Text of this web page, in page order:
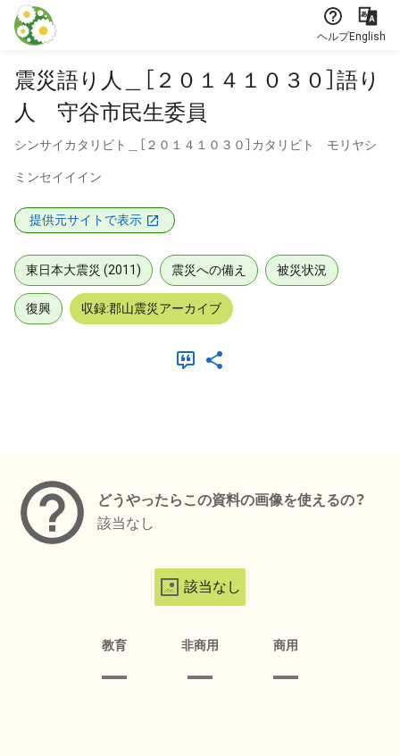
本文に飛ぶ
ヘルプEnglish
震災語り人＿［２０１４１０３０］語り
人 守谷市民生委員
シンサイカタリビト＿［２０１４１０３０］カタリビト モリヤシ
ミンセイイイン
提供元サイトで表示
東日本大震災 (2011) 震災への備え 被災状況
復興 収録:郡山震災アーカイブ
どうやったらこの資料の画像を使えるの？
該当なし
該当なし
教育 非商用 商用